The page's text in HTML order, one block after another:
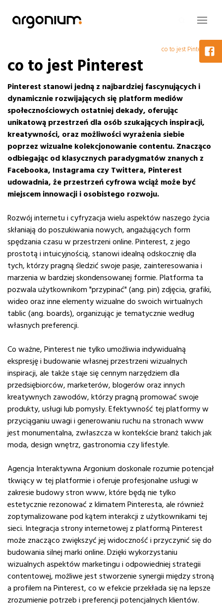
co to jest Pinterest
co to jest Pinterest
Pinterest stanowi jedną z najbardziej fascynujących i
dynamicznie rozwijających się platform mediów
społecznościowych ostatniej dekady, oferując
unikatową przestrzeń dla osób szukających inspiracji,
kreatywności, oraz możliwości wyrażenia siebie
poprzez wizualne kolekcjonowanie contentu. Znacząco
odbiegając od klasycznych paradygmatów znanych z
Facebooka, Instagrama czy Twittera, Pinterest
udowadnia, że przestrzeń cyfrowa wciąż może być
miejscem innowacji i osobistego rozwoju.
Rozwój internetu i cyfryzacja wielu aspektów naszego życia
skłaniają do poszukiwania nowych, angażujących form
spędzania czasu w przestrzeni online. Pinterest, z jego
prostotą i intuicyjnością, stanowi idealną odskocznię dla
tych, którzy pragną śledzić swoje pasje, zainteresowania i
marzenia w bardziej skondensowanej formie. Platforma ta
pozwala użytkownikom "przypinać" (ang. pin) zdjęcia, grafiki,
wideo oraz inne elementy wizualne do swoich wirtualnych
tablic (ang. boards), organizując je tematycznie według
własnych preferencji.
Co ważne, Pinterest nie tylko umożliwia indywidualną
ekspresję i budowanie własnej przestrzeni wizualnych
inspiracji, ale także staje się cennym narzędziem dla
przedsiębiorców, marketerów, blogerów oraz innych
kreatywnych zawodów, którzy pragną promować swoje
produkty, usługi lub pomysły. Efektywność tej platformy w
przyciąganiu uwagi i generowaniu ruchu na stronach www
jest monumentalna, zwłaszcza w kontekście branż takich jak
moda, design wnętrz, gastronomia czy lifestyle.
Agencja Interaktywna Argonium doskonale rozumie potencjał
tkwiący w tej platformie i oferuje profesjonalne usługi w
zakresie budowy stron www, które będą nie tylko
estetycznie rezonować z klimatem Pinteresta, ale również
zoptymalizowane pod kątem interakcji z użytkownikami tej
sieci. Integracja strony internetowej z platformą Pinterest
może znacząco zwiększyć jej widoczność i przyczynić się do
budowania silnej marki online. Dzięki wykorzystaniu
wizualnych aspektów marketingu i odpowiedniej strategii
contentowej, możliwe jest stworzenie synergii między stroną
a profilem na Pinterest, co w efekcie przekłada się na lepsze
zrozumienie potrzeb i preferencji potencjalnych klientów.